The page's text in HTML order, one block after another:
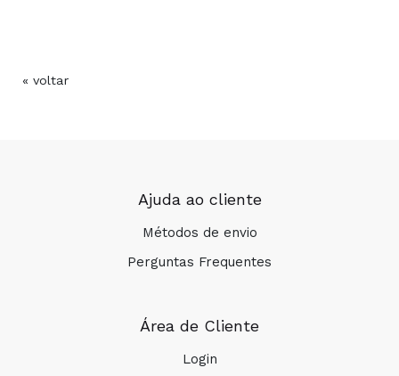
« voltar
Ajuda ao cliente
Métodos de envio
Perguntas Frequentes
Área de Cliente
Login